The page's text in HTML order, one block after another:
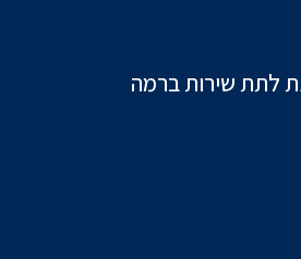
לתת שירות ברמה